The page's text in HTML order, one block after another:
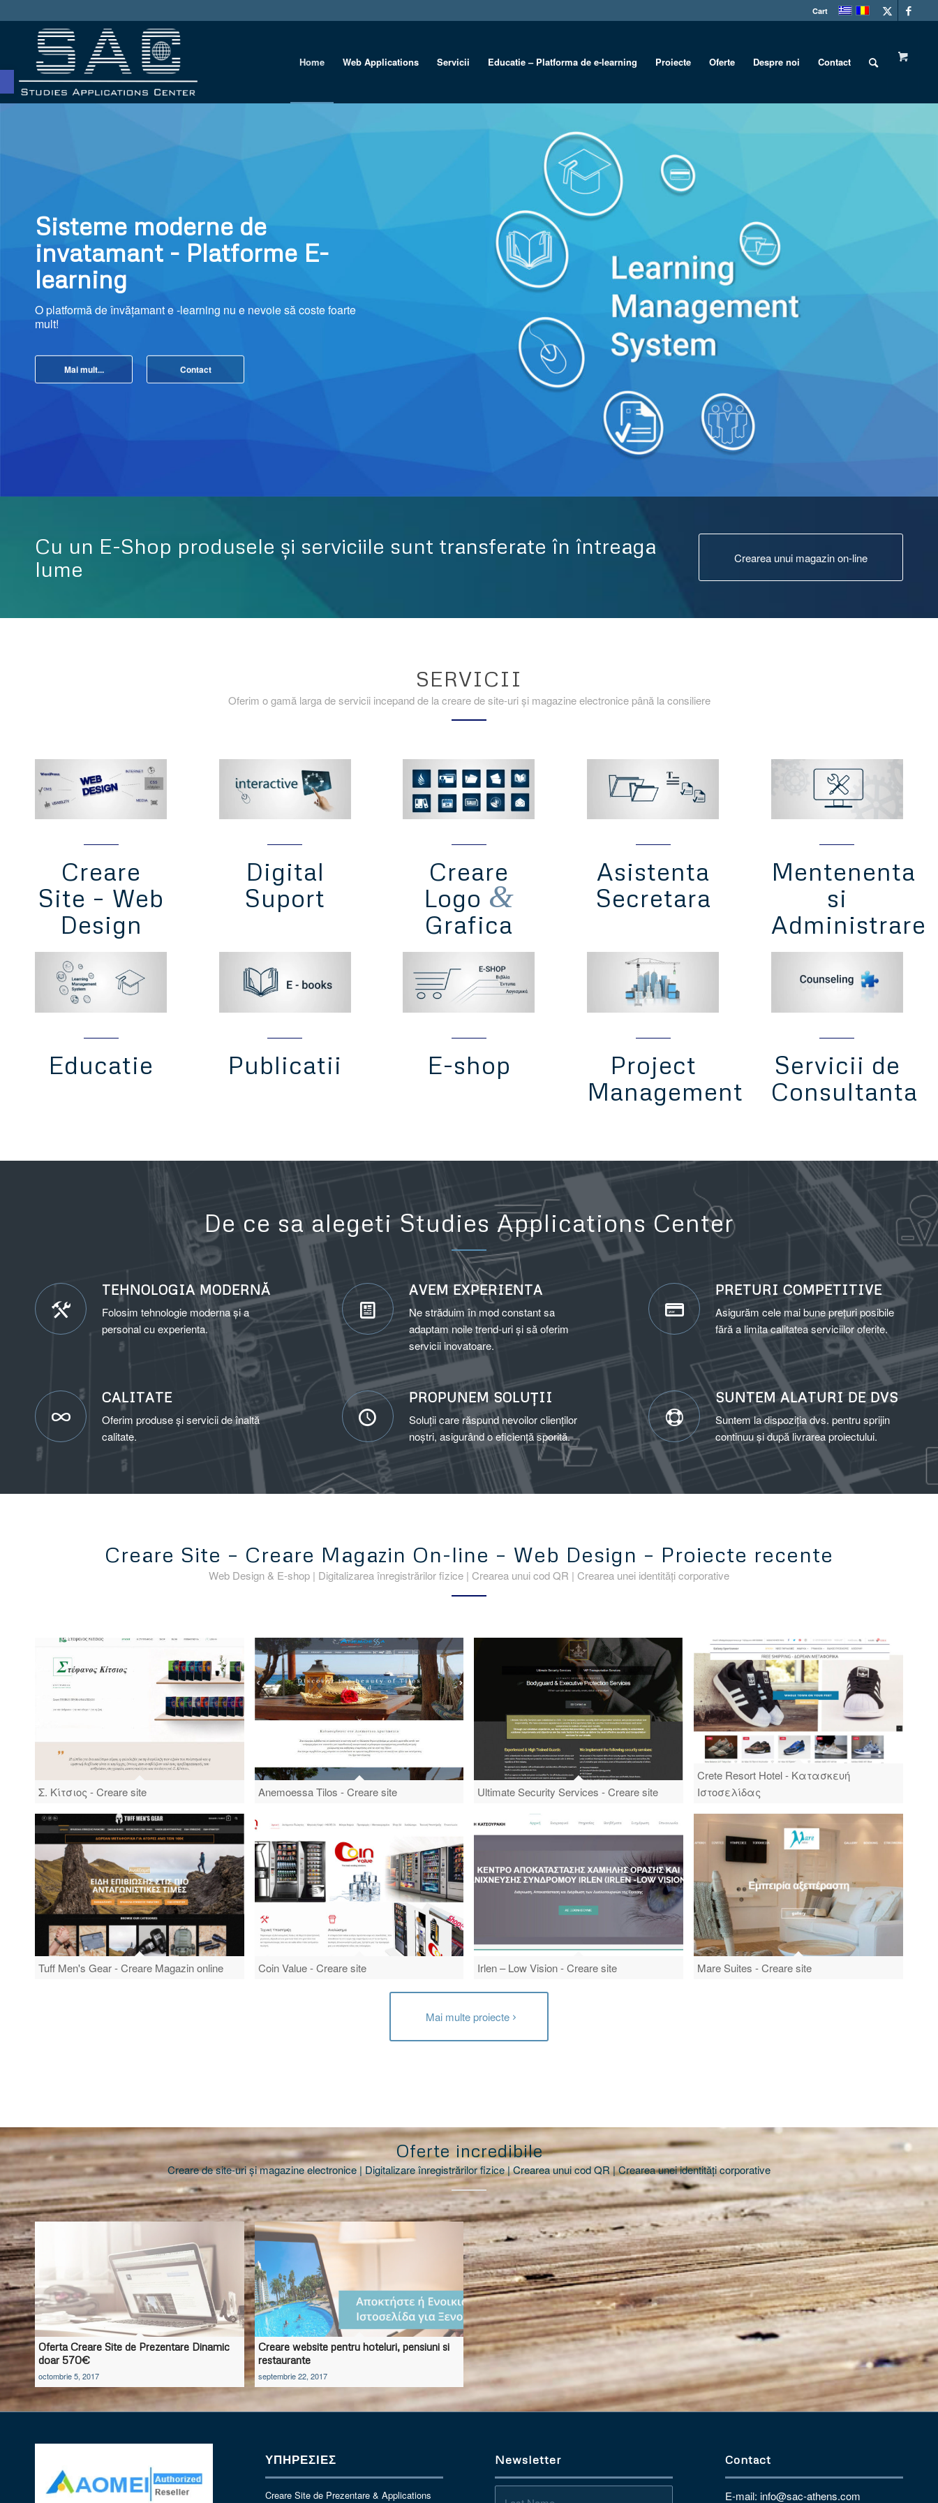
Deschide bara de unelte
Cart
Home Web Applications Servicii Educatie – Platforma de e-learning Proiecte Oferte Despre noi Contact
Sisteme moderne de
invatamant - Platforme E-
learning
O platformă de învățamant e -learning nu e nevoie să coste foarte
mult!
Mai mult... Contact
Cu un E-Shop produsele și serviciile sunt transferate în întreaga
lume
Crearea unui magazin on-line
SERVICII
Oferim o gamă larga de servicii incepand de la creare de site-uri și magazine electronice până la consiliere
Creare
Site – Web
Design
Digital
Suport
Creare
Logo &
Grafica
Asistenta
Secretara
Mentenenta
si
Administrare
Educatie Publicatii E-shop
Project
Management
Servicii de
Consultanta
De ce sa alegeti Studies Applications Center
TEHNOLOGIA MODERNĂ
Folosim tehnologie moderna și a
personal cu experienta.
AVEM EXPERIENTA
Ne străduim în mod constantsa
adaptam noile trend-uriși să oferim
servicii inovatoare.
PRETURI COMPETITIVE
Asigurăm cele mai bune prețuri posibile
fărăa limitacalitatea serviciilor oferite.
CALITATE
Oferim produse și servicii de înaltă
calitate.
PROPUNEM SOLUȚII
Soluții care răspund nevoilor clienților
noștri, asigurând o eficiență sporită.
SUNTEM ALATURI DE DVS
Suntem la dispoziția dvs. pentru sprijin
continuu și după livrarea proiectului.
Creare Site – Creare Magazin On-line – Web Design – Proiecte recente
Web Design & E-shop | Digitalizarea înregistrărilor fizice | Crearea unui cod QR | Crearea unei identități corporative
Σ. Κίτσιος - Creare site Anemoessa Tilos - Creare site Ultimate Security Services - Creare site
Crete Resort Hotel - Κατασκευή
Ιστοσελίδας
Tuff Men's Gear - Creare Magazin online Coin Value - Creare site Irlen – Low Vision - Creare site Mare Suites - Creare site
Mai multe proiecte
Oferte incredibile
Creare de site-uri și magazine electronice | Digitalizare înregistrărilor fizice | Crearea unui cod QR | Crearea unei identități corporative
Oferta Creare Site de Prezentare Dinamic
doar 570€
octombrie 5, 2017
Creare website pentru hoteluri, pensiuni si
restaurante
septembrie 22, 2017
ΥΠΗΡΕΣΙΕΣ
Creare Site de Prezentare & Applications
Newsletter Contact
E-mail: info@sac-athens.com